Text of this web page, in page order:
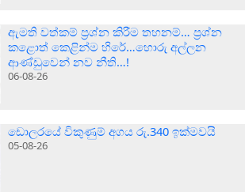
ඇමති වත්කම් ප්‍රශ්න කිරීම තහනම්… ප්‍රශ්න
කළොත් කෙළින්ම හිරේ…හොරු අල්ලන
ආණ්ඩුවෙන් නව නීති…!
06-08-26
ඩොලරයේ විකුණුම් අගය රු.340 ඉක්මවයි
05-08-26